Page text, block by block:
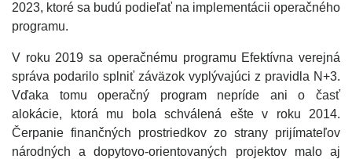
2023, ktoré sa budú podieľať na implementácii operačného
programu.
V roku 2019 sa operačnému programu Efektívna verejná
správa podarilo splniť záväzok vyplývajúci z pravidla N+3.
Vďaka tomu operačný program nepríde ani o časť
alokácie, ktorá mu bola schválená ešte v roku 2014.
Čerpanie finančných prostriedkov zo strany prijímateľov
národných a dopytovo-orientovaných projektov malo aj